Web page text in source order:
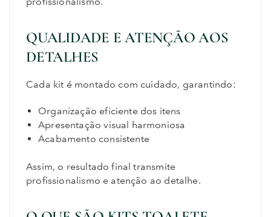
QUALIDADE E ATENÇÃO AOS
DETALHES
Cada kit é montado com cuidado, garantindo:
Organização eficiente dos itens
Apresentação visual harmoniosa
Acabamento consistente
Assim, o resultado final transmite
profissionalismo e atenção ao detalhe.